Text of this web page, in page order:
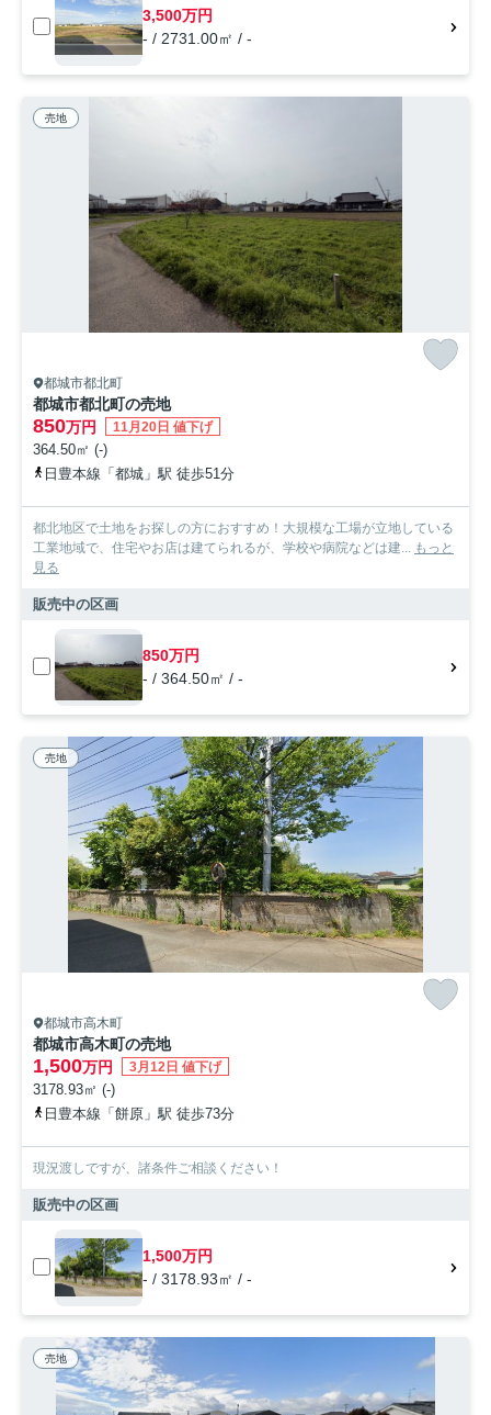
3,500万円
- / 2731.00㎡ / -
売地
都城市都北町
都城市都北町の売地
850万円 11月20日 値下げ
364.50㎡ (-)
日豊本線「都城」駅 徒歩51分
都北地区で土地をお探しの方におすすめ！大規模な工場が立地している
工業地域で、住宅やお店は建てられるが、学校や病院などは建...
もっと
見る
販売中の区画
850万円
- / 364.50㎡ / -
売地
都城市高木町
都城市高木町の売地
1,500万円 3月12日 値下げ
3178.93㎡ (-)
日豊本線「餅原」駅 徒歩73分
現況渡しですが、諸条件ご相談ください！
販売中の区画
1,500万円
- / 3178.93㎡ / -
売地